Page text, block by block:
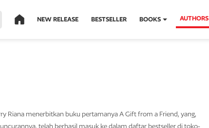
NEW RELEASE BESTSELLER BOOKS AUTHORS
Riana menerbitkan buku pertamanya A Gift from a Friend, yang,
telah berhasil masuk ke dalam daftar bestseller di toko-